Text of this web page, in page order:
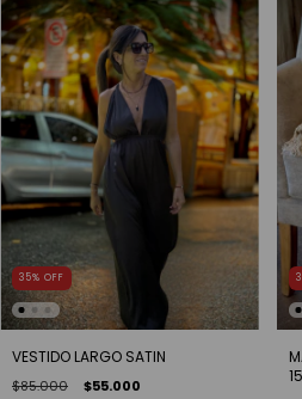
35% OFF
VESTIDO LARGO SATIN
$85.000 $55.000